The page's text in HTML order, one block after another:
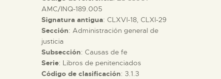
ESPAÑOL
PREPARAR LA VISITA
ACTIVIDADES
AMC/INQ-189.005
Signatura antigua: CLXVI-18, CLXI-29
Sección: Administración general de
justicia
Subsección: Causas de fe
Serie: Libros de penitenciados
Código de clasificación: 3.1.3